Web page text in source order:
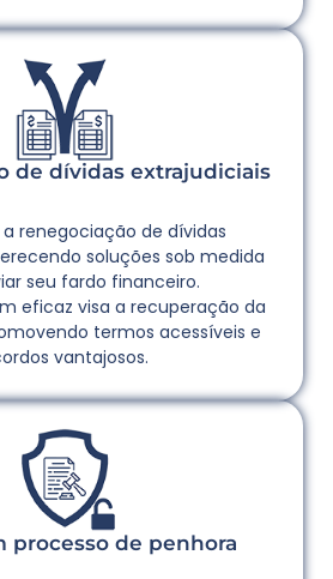
de dívidas extrajudiciais
renegociação de dívidas
soluções sob medida
seu fardo financeiro.
eficaz visa a recuperação da
termos acessíveis e
vantajosos.
processo de penhora